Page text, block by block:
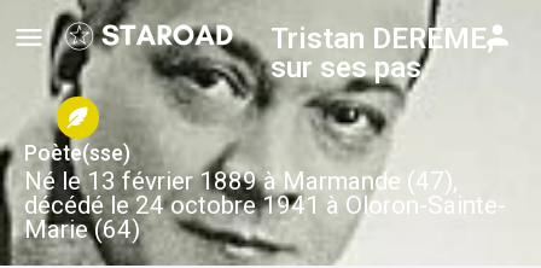
Tristan DEREME,
sur ses pas
Poète(sse)
Né le 13 février 1889 à Marmande (47),
décédé le 24 octobre 1941 à Oloron-Sainte-
Marie (64)